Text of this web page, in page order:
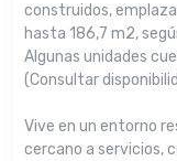
construidos,
hasta 186,7 m2,
Algunas unidades
(Consultar
Vive en un entorno
cercano a servicios,